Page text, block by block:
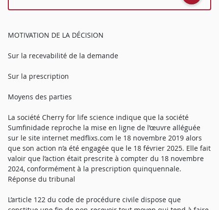
MOTIVATION DE LA DÉCISION
Sur la recevabilité de la demande
Sur la prescription
Moyens des parties
La société Cherry for life science indique que la société
Sumfinidade reproche la mise en ligne de l’œuvre alléguée
sur le site internet medflixs.com le 18 novembre 2019 alors
que son action n’a été engagée que le 18 février 2025. Elle fait
valoir que l’action était prescrite à compter du 18 novembre
2024, conformément à la prescription quinquennale.
Réponse du tribunal
L’article 122 du code de procédure civile dispose que